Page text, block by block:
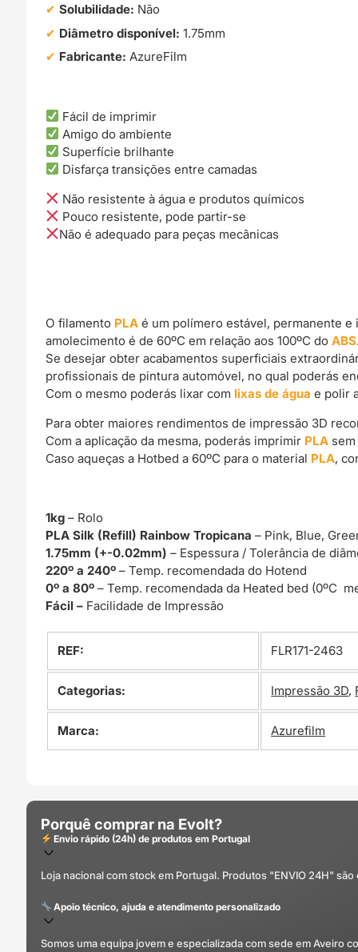
Solubilidade: Não
Diâmetro disponível: 1.75mm
Fabricante: AzureFilm
Fácil de imprimir
Amigo do ambiente
Superfície brilhante
Disfarça transições entre camadas
Não resistente à água e produtos químicos
Pouco resistente, pode partir-se
Não é adequado para peças mecânicas
O filamento PLA é um polímero estável, permanente
amolecimento é de 60ºC em relação aos 100ºC doABS
Se desejar obter acabamentos superficiais
profissionais de pintura automóvel, no qual poderás
Com o mesmo poderás lixar com lixas de água e polir
Para obter maiores rendimentos de impressão 3D
Com a aplicação da mesma, poderás imprimir PLA
Caso aqueças a Hotbed a 60ºC para o material PLA,
1kg – Rolo
PLA Silk (Refill) Rainbow Tropicana– Pink, Blue,
1.75mm (+-0.02mm)– Espessura / Tolerância de
220º a 240º– Temp. recomendada do Hotend
0º a 80º– Temp. recomendada da Heated bed (0ºC
Fácil – Facilidade de Impressão
REF: FLR171-2463
Categorias: Impressão 3D,
Marca: Azurefilm
Porquê comprar na Evolt?
Envio rápido (24h) de produtos em Portugal
Loja nacional com stock em Portugal. Produtos "ENVIO 24H"
Apoio técnico, ajuda e atendimento personalizado
Somos uma equipa jovem e especializada com sede em Aveiro